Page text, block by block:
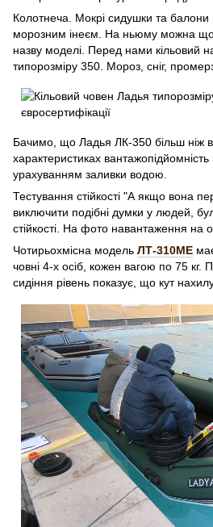
Колотнеча. Мокрі сидушки та
морозним інеєм. На ньюму можна
назву моделі. Перед нами кільовий
типорозміру 350. Мороз, сніг,
Бачимо, що Ладья ЛК-350 більш ніж
характеристиках вантажопідйомність
урахуванням заливки водою.
Тестування стійкості "А якщо вона
виключити подібні думки у людей,
стійкості. На фото навантаження на
Чотирьохмісна модель ЛТ-310МЕ
човні 4-х осіб, кожен вагою по 75 кг.
сидіння рівень показує, що кут